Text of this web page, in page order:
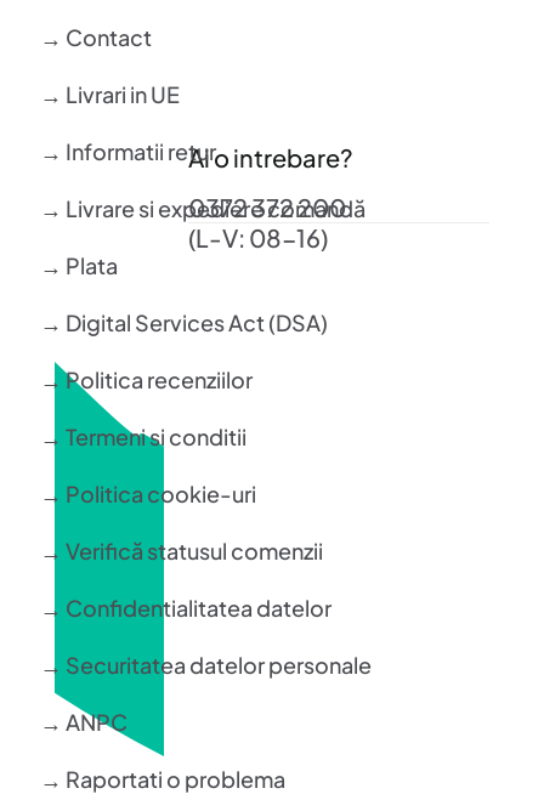
Ai o intrebare?
0372 372 200
(L-V: 08-16)
→ Contact
→ Livrari in UE
→ Informatii retur
→ Livrare si expediere comandă
→ Plata
→ Digital Services Act (DSA)
→ Politica recenziilor
→ Termeni si conditii
→ Politica cookie-uri
→ Verifică statusul comenzii
→ Confidentialitatea datelor
→ Securitatea datelor personale
→ ANPC
→ Raportati o problema